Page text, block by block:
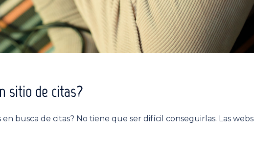
sitio de citas?
busca de citas? No tiene que ser difícil conseguirlas. Las webs